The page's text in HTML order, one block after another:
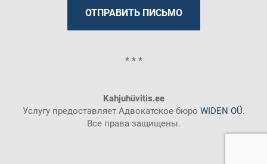
* * *
Kahjuhüvitis.ee
Услугу предоставляет Адвокатское бюро WIDEN OÜ.
Все права защищены.